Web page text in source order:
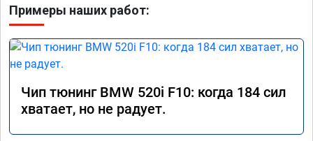
Примеры наших работ:
Чип тюнинг BMW 520i F10: когда 184 сил
хватает, но не радует.